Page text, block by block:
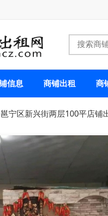
信息 商铺出租 商
宁区新兴街两层100平店铺